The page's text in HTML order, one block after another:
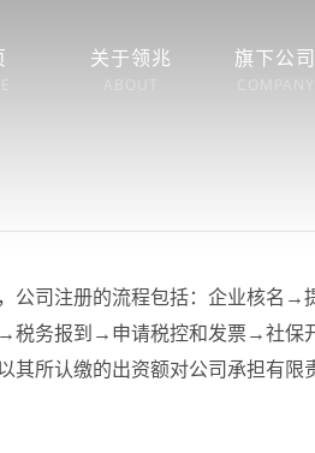
关于领兆
旗下公司
公司注册的流程包括：企业核
税务报到→申请税控和发票→社保
其所认缴的出资额对公司承担有